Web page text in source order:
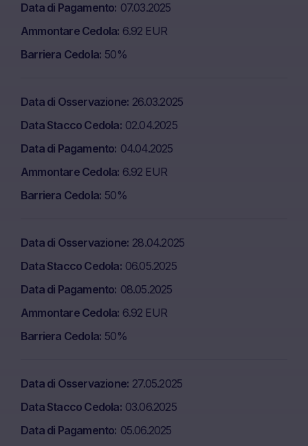
Data di Pagamento 07.03.2025
Ammontare Cedola 6.92 EUR
Barriera Cedola 50%
Data di Osservazione 26.03.2025
Data Stacco Cedola 02.04.2025
Data di Pagamento 04.04.2025
Ammontare Cedola 6.92 EUR
Barriera Cedola 50%
Data di Osservazione 28.04.2025
Data Stacco Cedola 06.05.2025
Data di Pagamento 08.05.2025
Ammontare Cedola 6.92 EUR
Barriera Cedola 50%
Data di Osservazione 27.05.2025
Data Stacco Cedola 03.06.2025
Data di Pagamento 05.06.2025